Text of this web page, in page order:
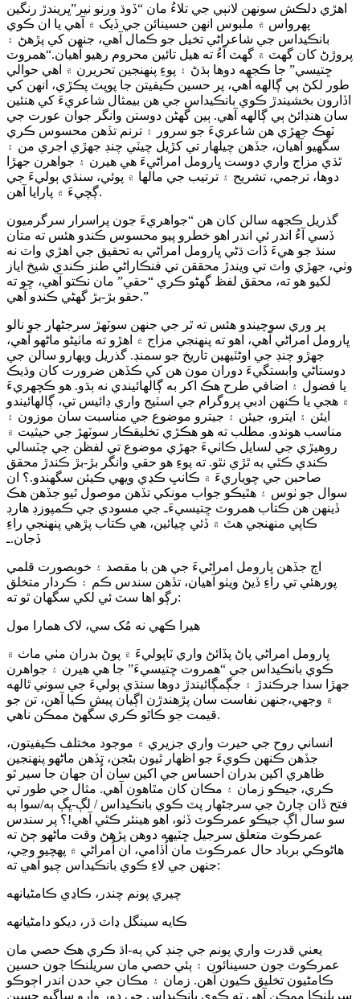
اهڙي دلڪش سونهن لانٻي جي تلاءُ مان “ڏوڌ ورنو نير”ڀريندڙ رنگين
پهرواس ۾ ملبوس انهن حسينائن جي ڏيک ۾ آهي يا ان ڪوي
بانڪيداس جي شاعراڻي تخيل جو ڪمال آهي، جنهن کي پڙهڻ ۽
پروڙڻ کان گھٽ ۾ گھٽ آءُ ته هيل تائين محروم رهيو آهيان.“همروٽ
ڇتيسي” جا ڪجهه دوها ٻڌڻ ۽ پوءِ پنهنجين تحريرن ۾ اهي حوالي
طور لکڻ ٻي ڳالهه آهي، پر حسين ڪيفيتن جا پوپٽ پڪڙي، انهن کي
اڏارون بخشيندڙ ڪوي بانڪيداس جي هن بيمثال شاعريءَ کي هنئين
سان هنڊائڻ ٻي ڳالهه آهي. ٻين گھڻن دوستن وانگر جوان عورت جي
ٽهڪ جهڙي هن شاعريءَ جو سرور ۽ ترنم تڏهن محسوس ڪري
سگھيو آهيان، جڏهن چيلهار تي کڙيل چيٽي چنڊ جهڙي اجري من ۽
ٿڌي مزاج واري دوست ڀارومل امراڻيءَ هي هيرن ۽ جواهرن جهڙا
دوها، ترجمي، تشريح ۽ ترتيب جي مالها ۾ پوئي، سنڌي ٻوليءَ جي
ڳچيءَ ۾ پارايا آهن.
گذريل ڪجهه سالن کان هن “جواهريءَ جون پراسرار سرگرميون
ڏسي آءُ اندر ئي اندر اهو خطرو پيو محسوس ڪندو هئس ته متان
سنڌ جو هيءَ ڏات ڌڻي ڀارومل امراڻي به تحقيق جي اهڙي واٽ نه
وٺي، جهڙي واٽ تي ويندڙ محققن تي فنڪاراڻي طنز ڪندي شيخ اياز
لکيو هو ته، محقق لفظ گھڻو ڪري “حقي” مان نڪتو آهي، ڇو ته
حقو بڙ-بڙ گھڻي ڪندو آهي.”
پر وري سوچيندو هئس ته ٿر جي جنهن سوٽهڙ سرجڻهار جو نالو
ڀارومل امراڻي آهي، اهو ته پنهنجي مزاج ۾ اهڙو ته ماٺيڻو ماڻهو آهي،
جهڙو چنڊ جي اوڻٽيهين تاريخ جو سمنڊ. گذريل ويهارو سالن جي
دوستاڻي وابستگيءَ دوران مون هن کي ڪڏهن ضرورت کان وڌيڪ
يا فضول ۽ اضافي طرح هڪ اکر به ڳالهائيندي نه ٻڌو. هو ڪچهريءَ
۾ هجي يا ڪنهن ادبي پروگرام جي اسٽيج واري ڊائيس تي، ڳالهائيندو
ايئن ۽ ايترو، جيئن ۽ جيترو موضوع جي مناسبت سان موزون ۽
مناسب هوندو. مطلب ته هو هڪڙي تخليقڪار سوٽهڙ جي حيثيت ۾
روهيڙي جي لسايل ڪاٺيءَ جهڙي موضوع تي لفظن جي چٽسالي
ڪندي ڪٿي به ٿڙي نٿو. ته پوءِ هو حقي وانگر بڙ-بڙ ڪندڙ محقق
صاحبن جي چوياريءَ ۾ ڪانڀ ڪڍي ويهي ڪيئن سگهندو.؟ ان
سوال جو ٺوس ۽ هٿيڪو جواب مونکي تڏهن موصول ٿيو جڏهن هڪ
ڏينهن هن ڪتاب همروٽ ڇتيسيءَـ جي مسودي جي ڪمپوزڊ هارڊ
ڪاپي منهنجي هٿ ۾ ڏئي چيائين، هي ڪتاب پڙهي پنهنجي راءِ
ڏجان.ـ
اڄ جڏهن ڀارومل امراڻيءَ جي هن با مقصد ۽ خوبصورت قلمي
پورهئي تي راءِ ڏيڻ ويٺو آهيان، تڏهن سندس ڪم ۽ ڪردار متخلق
رڳو اها سٽ ئي لکي سگھان ٿو ته:
هيرا ڪهي نه مُک سي، لاک همارا مول
ڀارومل امراڻي پاڻ پڏائڻ واري ٽاپوليءَ ۾ پوڻ بدران مٺي ماٺ ۾
ڪوي بانڪيداس جي “همروت ڇتيسيءَ” جا هي هيرن ۽ جواهرن
جهڙا سدا جرڪندڙ ۽ جڳمڳائيندڙ دوها سنڌي ٻوليءَ جي سوني ٿالهه
۾ وجھي،جنهن نفاست سان پڙهندڙن اڳيان پيش ڪيا آهن، تن جو
قيمت جو ڪاٿو ڪري سگھڻ ممڪن ناهي.
انساني روح جي حيرت واري جزيري ۾ موجود مختلف ڪيفيتون،
جڏهن ڪنهن ڪويءَ جو اظهار ٿيون بڻجن، تڏهن ماڻهو پنهنجين
ظاهري اکين بدران احساس جي اکين سان اُن جهان جا سير ٿو
ڪري، جيڪو زمان ۽ مڪان کان مٿاهون آهي. مثال جي طور تي
فتح ڏان چارڻ جي سرجڻهار پٽ ڪوي بانڪيداس / لڳ-ڀڳ ٻه/سوا ٻه
سو سال اڳ جيڪو عمرڪوٽ ڏٺو، اهو هينئر ڪٿي آهي!؟ پر سندس
عمرڪوٽ متعلق سرجيل ڇٽيهه دوهن پڙهڻ وقت ماڻهو ڄڻ ته
هاڻوڪي برباد حال عمرڪوٽ مان اُڏامي، ان اُمراڻي ۾ پهچيو وڃي،
جنهن جي لاءِ ڪوي بانڪيداس چيو آهي ته:
ڪايه سينگل ڍاٽ ڌر، ديکو دامڻيانهه
يعني قدرت واري پونم جي چنڊ کي ٻه-اڌ ڪري هڪ حصي مان
عمرڪوٽ جون حسينائون ۽ ٻئي حصي مان سريلنڪا جون حسين
ڪامڻيون تخليق ڪيون آهن. زمان ۽ مڪان جي حدن اندر اڄوڪو
سريلنڪا ممڪن آهي ته ڪوي بانڪيداس جي دور وارو ساڳيو حسين